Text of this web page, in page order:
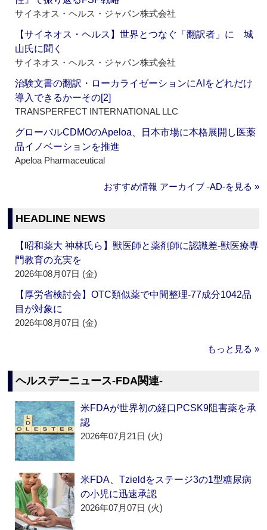
サイネオス・ヘルス・ジャパン株式会社
【サイネオス・ヘルス】世界とつなぐ「翻訳者」に 城
山氏に聞く
サイネオス・ヘルス・ジャパン株式会社
治験文書の翻訳・ローカライゼーションにAIをどれだけ
導入できるかーその[2]
TRANSPERFECT INTERNATIONAL LLC
グローバルCDMOのApeloa、日本市場に本格展開し医薬
品イノベーションを推進
Apeloa Pharmaceutical
おすすめ情報 アーカイブ ‐AD‐を見る »
HEADLINE NEWS
【昭和薬大 神林氏ら】獣医師と薬剤師に認識差‐獣医療専
門教育の充実を
2026年08月07日 (金)
【厚労省検討会】OTC類似薬で中間整理‐77成分1042品
目が対象に
2026年08月07日 (金)
もっと見る »
ヘルスデーニュース‐FDA関連‐
米FDAが世界初の経口PCSK9阻害薬を承
認
2026年07月21日 (火)
米FDA、Tzieldをステージ3の1型糖尿病
の小児に迅速承認
2026年07月07日 (火)